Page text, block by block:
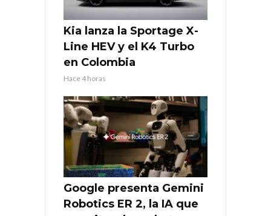
Kia lanza la Sportage X-
Line HEV y el K4 Turbo
en Colombia
Hace 4 horas
Google presenta Gemini
Robotics ER 2, la IA que